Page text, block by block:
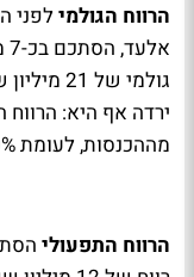
הרווח הגולמילפני
גולמי
מההכנסות, לעומת 30% ברבעון המקביל.
הרווח התפעולי